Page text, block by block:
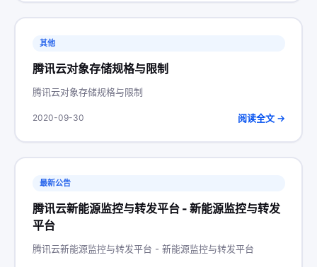
其他
腾讯云对象存储规格与限制
腾讯云对象存储规格与限制
2020-09-30 阅读全文 →
最新公告
腾讯云新能源监控与转发平台 - 新能源监控与转发
平台
腾讯云新能源监控与转发平台 - 新能源监控与转发平台